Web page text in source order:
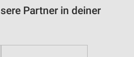
Partner in deiner